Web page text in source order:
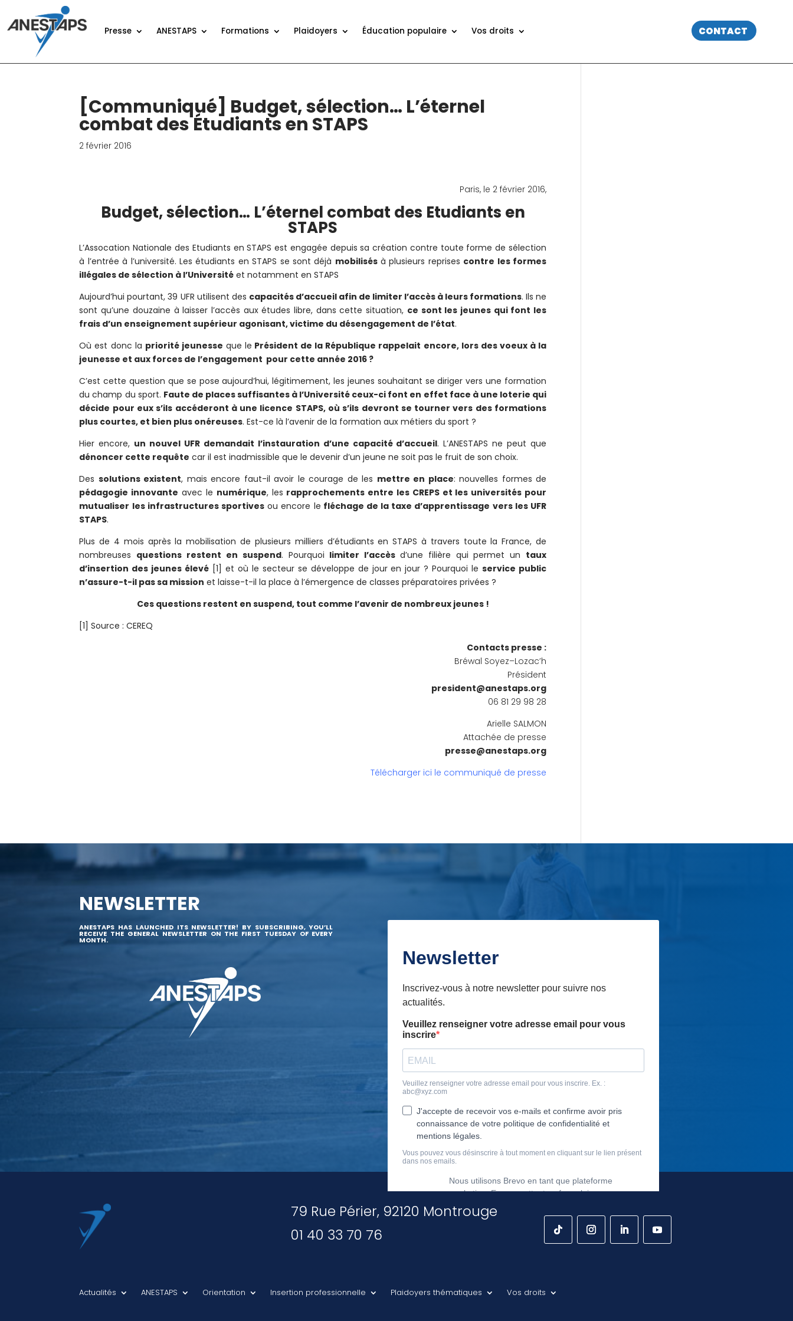
Presse ANESTAPS Formations Plaidoyers Éducation populaire Vos droits CONTACT
[Communiqué] Budget, sélection… L’éternel
combat des Étudiants en STAPS
2 février 2016
Paris, le 2 février 2016,
Budget, sélection… L’éternel combat des Etudiants en
STAPS
L’Assocation Nationale des Etudiants en STAPS est engagée depuis sa création contre toute forme de sélection
à l’entrée à l’université. Les étudiants en STAPS se sont déjà mobilisésà plusieurs reprises contre les formes
illégales de sélection à l’Université et notamment en STAPS
Aujourd’hui pourtant, 39 UFR utilisent des capacités d’accueil afin de limiter l’accès à leurs formations. Ils ne
sont qu’une douzaine à laisser l’accès aux études libre, dans cette situation, ce sont les jeunes qui font les
frais d’un enseignement supérieur agonisant, victime du désengagement de l’état.
Où est donc la priorité jeunesse que le Président de la République rappelait encore, lors des voeux à la
jeunesse et aux forces de l’engagement pour cette année 2016 ?
C’est cette question que se pose aujourd’hui, légitimement, les jeunes souhaitant se diriger vers une formation
du champ du sport. Faute de places suffisantes à l’Université ceux-ci font en effet face à une loterie qui
décide pour eux s’ils accéderont à une licence STAPS, où s’ils devront se tourner vers des formations
plus courtes, et bien plus onéreuses. Est-ce là l’avenir de la formation aux métiers du sport ?
Hier encore, un nouvel UFR demandait l’instauration d’une capacité d’accueil. L’ANESTAPS ne peut que
dénoncer cette requête car il est inadmissible que le devenir d’un jeune ne soit pas le fruit de son choix.
Des solutions existent, mais encore faut-il avoir le courage de les mettre en place: nouvelles formes de
pédagogie innovante avec le numérique, les rapprochements entre les CREPS et les universités pour
mutualiser les infrastructures sportivesou encore le fléchage de la taxe d’apprentissage vers les UFR
STAPS.
Plus de 4 mois après la mobilisation de plusieurs milliers d’étudiants en STAPS à travers toute la France, de
nombreuses questions restent en suspend. Pourquoi limiter l’accès d’une filière qui permet un taux
d’insertion des jeunes élevé [1] et où le secteur se développe de jour en jour ? Pourquoi leservice public
n’assure-t-il pas sa mission et laisse-t-il la place à l’émergence de classes préparatoires privées ?
Ces questions restent en suspend, tout comme l’avenir de nombreux jeunes !
[1] Source : CEREQ
Contacts presse :
Bréwal Soyez–Lozac’h
Président
president@anestaps.org
06 81 29 98 28
Arielle SALMON
Attachée de presse
presse@anestaps.org
Télécharger ici le communiqué de presse
NEWSLETTER
ANESTAPS HAS LAUNCHED ITS NEWSLETTER! BY SUBSCRIBING, YOU’LL
RECEIVE THE GENERAL NEWSLETTER ON THE FIRST TUESDAY OF EVERY
MONTH.
79 Rue Périer, 92120 Montrouge
01 40 33 70 76
Actualités ANESTAPS Orientation Insertion professionnelle Plaidoyers thématiques Vos droits